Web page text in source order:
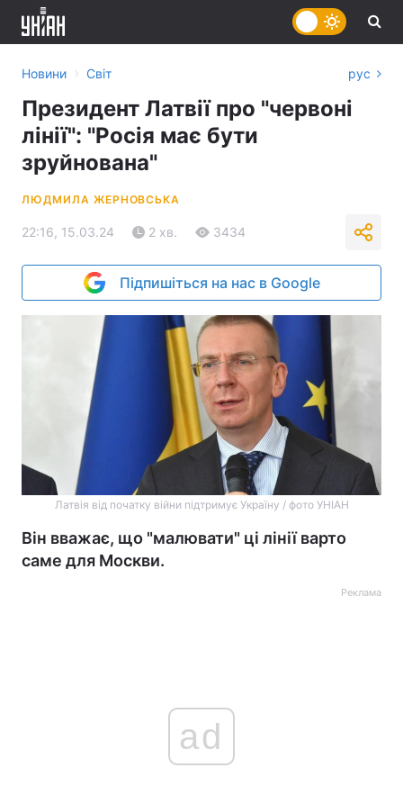
Новини › Світ рус
Президент Латвії про "червоні
лінії": "Росія має бути
зруйнована"
ЛЮДМИЛА ЖЕРНОВСЬКА
22:16, 15.03.24 2 хв. 3434
Підпишіться на нас в Google
Латвія від початку війни підтримує Україну / фото УНІАН
Він вважає, що "малювати" ці лінії варто
саме для Москви.
Реклама
ad